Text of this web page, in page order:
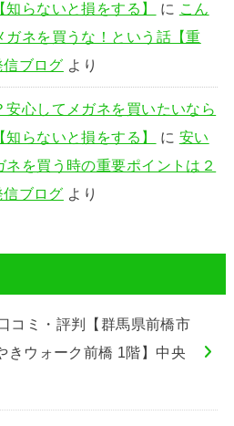
らないと損をする】
に こん
ガネを買うな！という話【重
ブログ より
心してメガネを買いたいなら
らないと損をする】
に 安い
ネを買う時の重要ポイントは２
ブログ より
コミ・評判【群馬県前橋市
きウォーク前橋 1階】中央